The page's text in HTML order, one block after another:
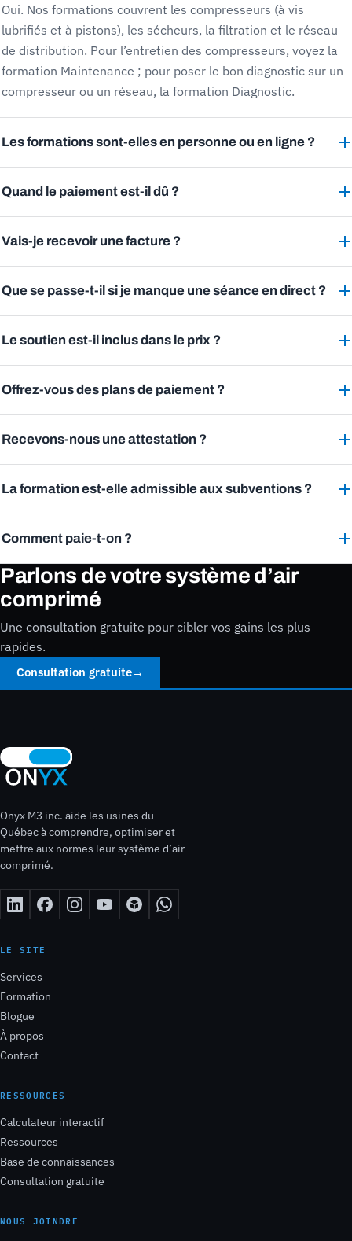
Oui. Nos formations couvrent les compresseurs (à vis
lubrifiés et à pistons), les sécheurs, la filtration et le réseau
de distribution. Pour l’entretien des compresseurs, voyez la
formation Maintenance ; pour poser le bon diagnostic sur un
compresseur ou un réseau, la formation Diagnostic.
Les formations sont-elles en personne ou en ligne ?
Quand le paiement est-il dû ?
Vais-je recevoir une facture ?
Que se passe-t-il si je manque une séance en direct ?
Le soutien est-il inclus dans le prix ?
Offrez-vous des plans de paiement ?
Recevons-nous une attestation ?
La formation est-elle admissible aux subventions ?
Comment paie-t-on ?
Parlons de votre système d’air
comprimé
Une consultation gratuite pour cibler vos gains les plus
rapides.
Consultation gratuite→
Onyx M3 inc. aide les usines du
Québec à comprendre, optimiser et
mettre aux normes leur système d’air
comprimé.
LE SITE
Services
Formation
Blogue
À propos
Contact
RESSOURCES
Calculateur interactif
Ressources
Base de connaissances
Consultation gratuite
NOUS JOINDRE